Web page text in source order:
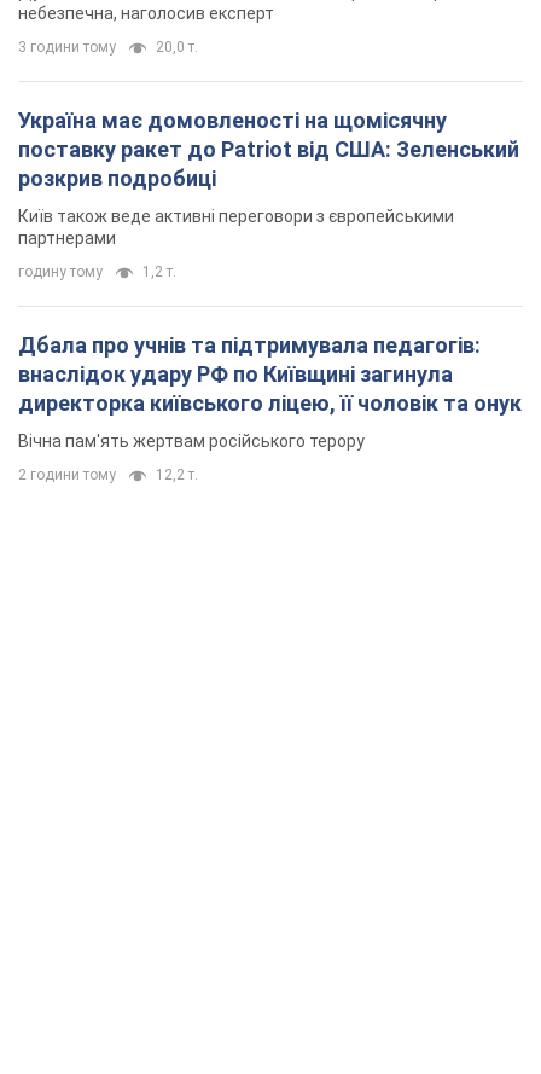
директорка київського ліцею, її чоловік та онук
Вічна пам'ять жертвам російського терору
2 години тому 12,2 т.